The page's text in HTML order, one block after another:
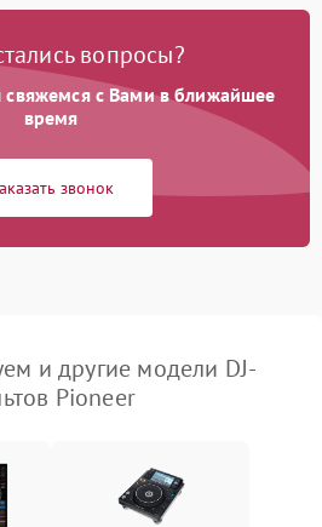
вопросы?
свяжемся с Вами в ближайшее
время
звонок
и другие модели DJ-
Pioneer